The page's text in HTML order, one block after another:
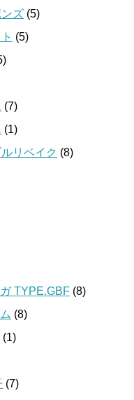
ズ (5)
(5)
(7)
(1)
リベイク (8)
TYPE.GBF (8)
(8)
(1)
(7)